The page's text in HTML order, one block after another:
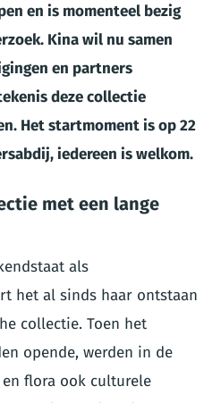
en is momenteel bezig
Kina wil nu samen
en partners
deze collectie
Het startmoment is op 22
iedereen is welkom.
met een lange
als
het al sinds haar ontstaan
collectie. Toen het
opende, werden in de
en flora ook culturele